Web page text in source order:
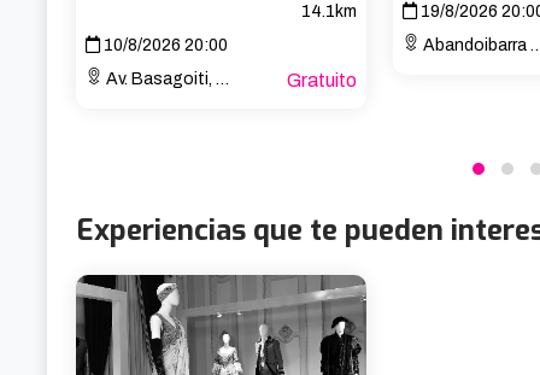
14.1km
10/8/2026 20:00
Av. Basagoiti, 77
Gratuito
19/8/2026
Abandoibarra Etorb., 4
Experiencias que te pueden